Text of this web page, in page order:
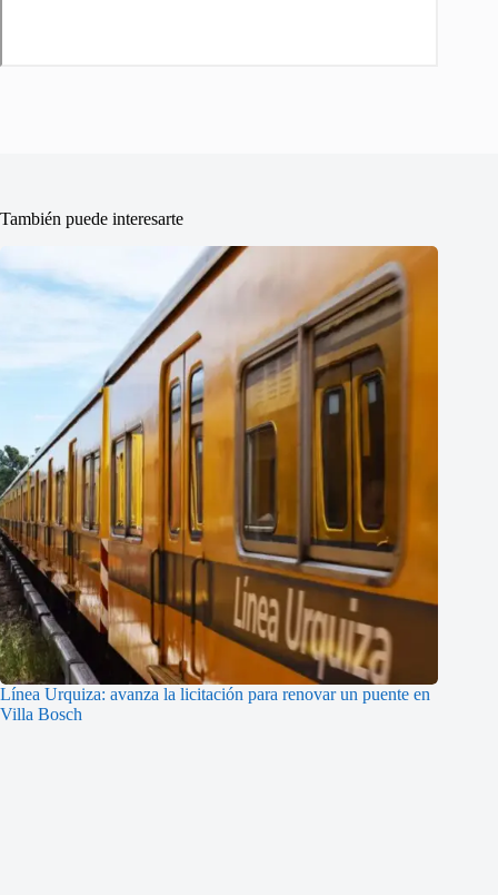
También puede interesarte
Línea Urquiza: avanza la licitación para renovar un puente en
Villa Bosch